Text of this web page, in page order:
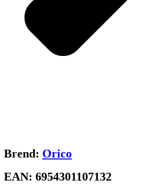
Brend: Orico
EAN: 6954301107132